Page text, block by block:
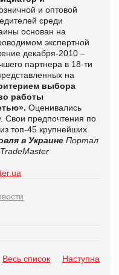
и оптовой
среди
основан на
экспертной
декабря-2010 –
партнера в 18-ти
на
выбора
работы
Оценивались
Свои предпочтения по
топ-45 крупнейших
в Украине Портал
Весь список Наступна